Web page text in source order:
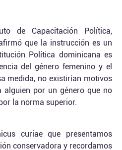
de Capacitación Política,
que la instrucción es un
Política dominicana es
del género femenino y el
medida, no existirían motivos
alguien por un género que no
la norma superior.
curiae que presentamos
conservadora y recordamos